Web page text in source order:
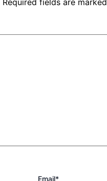
Required fields are marked
Email*